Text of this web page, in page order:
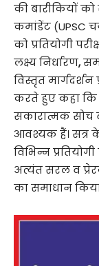
की बारीकियों
कमांडेंट (UPSC
को प्रतियोगी
लक्ष्य निर्धारण,
विस्तृत
करते हुए कहा
सकारात्मक सोच
आवश्यक हैं। सत्र के
विभिन्न
अत्यंत सरल व
का समाधान